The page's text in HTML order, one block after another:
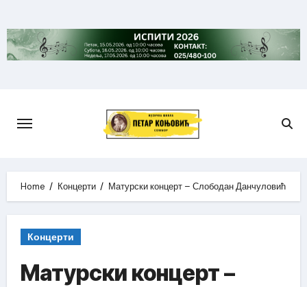
to
content
Home Концерти Матурски концерт – Слободан Данчуловић
Концерти
Матурски концерт –